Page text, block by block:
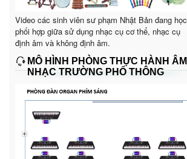
Video các sinh viên sư phạm Nhật Bản đang học
phối hợp giữa sử dụng nhạc cụ cơ thể, nhạc cụ
định âm và không định âm.
MÔ HÌNH PHÒNG THỰC HÀNH ÂM
NHẠC TRƯỜNG PHỔ THÔNG